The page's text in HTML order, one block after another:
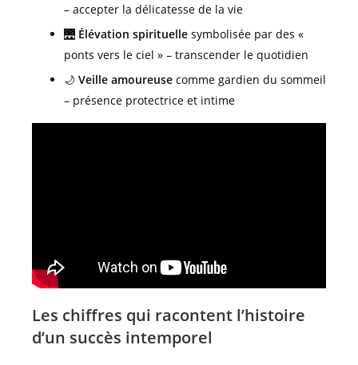
– accepter la délicatesse de la vie
🌉 Élévation spirituelle symbolisée par des «
ponts vers le ciel » – transcender le quotidien
🌙 Veille amoureuse comme gardien du sommeil
– présence protectrice et intime
Les chiffres qui racontent l’histoire
d’un succès intemporel